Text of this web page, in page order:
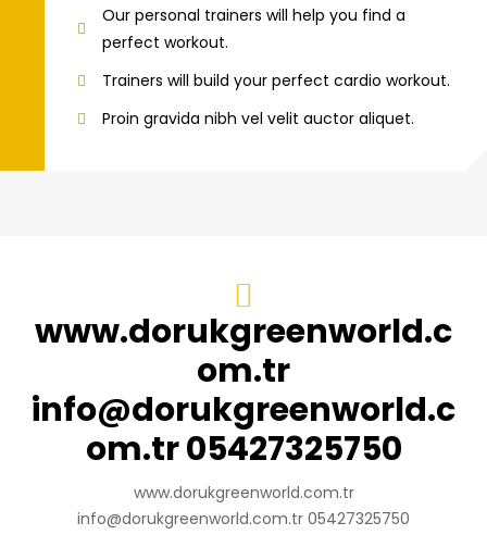
Our personal trainers will help you find a
perfect workout.
Trainers will build your perfect cardio workout.
Proin gravida nibh vel velit auctor aliquet.
www.dorukgreenworld.c
om.tr
info@dorukgreenworld.c
om.tr 05427325750
www.dorukgreenworld.com.tr
info@dorukgreenworld.com.tr 05427325750